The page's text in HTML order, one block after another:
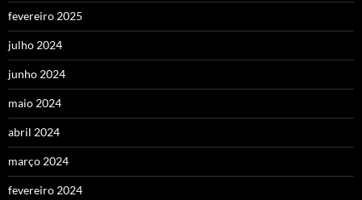
fevereiro 2025
julho 2024
junho 2024
maio 2024
abril 2024
março 2024
fevereiro 2024